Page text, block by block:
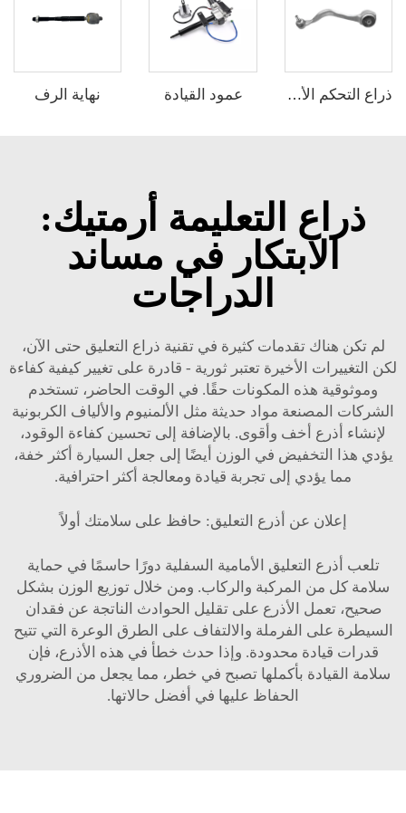
ذراع التحكم الأمامي السفلي بالجملة من صانع ذو جودة عالية لسيارات بي إم دبليو X3 G08 أصلي 31106890903 31106890904 31106870977 عمود القيادة نهاية الرف
ذراع التعليمة أرمتيك:
الابتكار في مساند
الدراجات
لم تكن هناك تقدمات كثيرة في تقنية ذراع التعليق حتى الآن،
لكن التغييرات الأخيرة تعتبر ثورية - قادرة على تغيير كيفية كفاءة
وموثوقية هذه المكونات حقًا. في الوقت الحاضر، تستخدم
الشركات المصنعة مواد حديثة مثل الألمنيوم والألياف الكربونية
لإنشاء أذرع أخف وأقوى. بالإضافة إلى تحسين كفاءة الوقود،
يؤدي هذا التخفيض في الوزن أيضًا إلى جعل السيارة أكثر خفة،
مما يؤدي إلى تجربة قيادة ومعالجة أكثر احترافية.
إعلان عن أذرع التعليق: حافظ على سلامتك أولاً
تلعب أذرع التعليق الأمامية السفلية دورًا حاسمًا في حماية
سلامة كل من المركبة والركاب. ومن خلال توزيع الوزن بشكل
صحيح، تعمل الأذرع على تقليل الحوادث الناتجة عن فقدان
السيطرة على الفرملة والالتفاف على الطرق الوعرة التي تتيح
قدرات قيادة محدودة. وإذا حدث خطأ في هذه الأذرع، فإن
سلامة القيادة بأكملها تصبح في خطر، مما يجعل من الضروري
الحفاظ عليها في أفضل حالاتها.